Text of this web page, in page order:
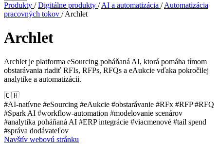
Produkty / Digitálne produkty / AI a automatizácia / Automatizácia
pracovných tokov / Archlet
Archlet
Archlet je platforma eSourcing poháňaná AI, ktorá pomáha tímom
obstarávania riadiť RFIs, RFPs, RFQs a eAukcie vďaka pokročilej
analytike a automatizácii.
🇨🇭
#AI-natívne #eSourcing #eAukcie #obstarávanie #RFx #RFP#RFQ
#Spark AI #workflow-automation #modelovanie scenárov
#analytika poháňaná AI #ERP integrácie #viacmenové #tail spend
#správa dodávateľov
Navštív webovú stránku